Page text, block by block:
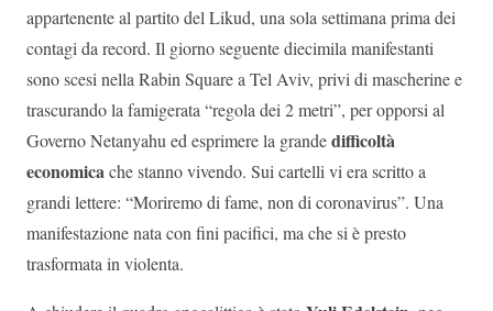
appartenente al partito del Likud, una sola settimana prima dei
contagi da record. Il giorno seguente diecimila manifestanti
sono scesi nella Rabin Square a Tel Aviv, privi di mascherine e
trascurando la famigerata “regola dei 2 metri”, per opporsi al
Governo Netanyahu ed esprimere la grandedifficoltà
economicache stanno vivendo. Sui cartelli vi era scritto a
grandi lettere: “Moriremo di fame, non di coronavirus”. Una
manifestazione nata con fini pacifici, ma che si è presto
trasformata in violenta.